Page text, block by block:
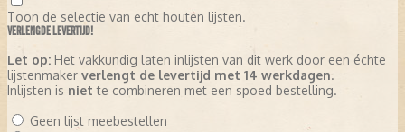
Toon de selectie van echt houten lijsten.
VERLENGDE LEVERTIJD!
Let op: Het vakkundig laten inlijsten van dit werk door een échte
lijstenmaker verlengt de levertijd met 14 werkdagen.
Inlijsten is niet te combineren met een spoed bestelling.
Geen lijst meebestellen